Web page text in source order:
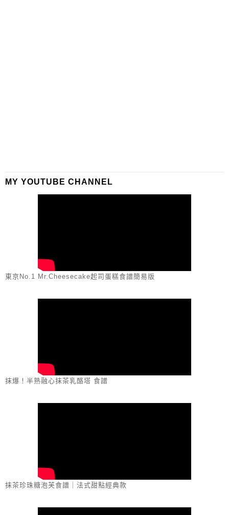
MY YOUTUBE CHANNEL
東京No.1 Mr.Cheesecake起司蛋糕食譜簡易版
抹爆！半熟融心抹茶乳酪塔 食譜
抹茶珍珠糖泡芙食譜｜法式甜點經典款